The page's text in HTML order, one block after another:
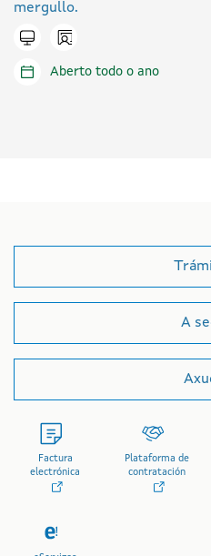
mergullo.
Tramitar en liña
Icono presencial
Aberto todo o ano
A
Factura
electrónica
Plataforma de
contratación